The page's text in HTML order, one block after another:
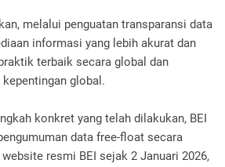
melalui penguatan transparansi data
informasi yang lebih akurat dan
terbaik secara global dan
global.
konkret yang telah dilakukan, BEI
data free-float secara
resmi BEI sejak 2 Januari 2026,